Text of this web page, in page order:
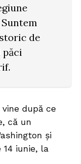
de
păci
după ce
că un
și
iunie, la